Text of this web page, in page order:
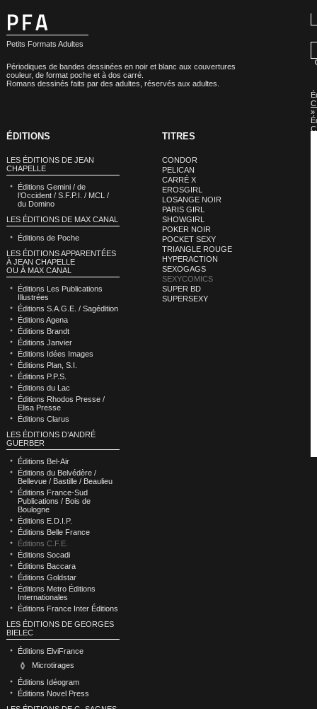
Petits Formats Adultes
Périodiques de bandes dessinées en noir et blanc aux couvertures
couleur, de format poche et à dos carré.
Romans dessinés faits par des adultes, réservés aux adultes.
»
ÉDITIONS
LES ÉDITIONS DE JEAN
CHAPELLE
Éditions Gemini / de
l’Occident / S.F.P.I. / MCL /
du Domino
LES ÉDITIONS DE MAX CANAL
Éditions de Poche
LES ÉDITIONS APPARENTÉES
À JEAN CHAPELLE
OU À MAX CANAL
Éditions Les Publications
Illustrées
Éditions S.A.G.E. / Sagédition
Éditions Agena
Éditions Brandt
Éditions Janvier
Éditions Idées Images
Éditions Plan, S.I.
Éditions P.P.S.
Éditions du Lac
Éditions Rhodos Presse /
Elisa Presse
Éditions Clarus
LES ÉDITIONS D’ANDRÉ
GUERBER
Éditions Bel-Air
Éditions du Belvédère /
Bellevue / Bastille / Beaulieu
Éditions France-Sud
Publications / Bois de
Boulogne
Éditions E.D.I.P.
Éditions Belle France
Éditions C.F.E.
Éditions Socadi
Éditions Baccara
Éditions Goldstar
Éditions Metro Éditions
Internationales
Éditions France Inter Éditions
LES ÉDITIONS DE GEORGES
BIELEC
Éditions ElviFrance
Microtirages
Éditions Idéogram
Éditions Novel Press
TITRES
CONDOR
PELICAN
CARRÉ X
EROSGIRL
LOSANGE NOIR
PARIS GIRL
SHOWGIRL
POKER NOIR
POCKET SEXY
TRIANGLE ROUGE
HYPERACTION
SEXOGAGS
SEXYCOMICS
SUPER BD
SUPERSEXY